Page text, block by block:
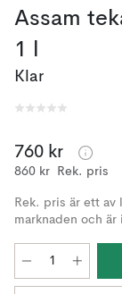
Assam
1 l
Klar
760 kr
860 kr Rek. pris
Rek. pris är ett
marknaden och